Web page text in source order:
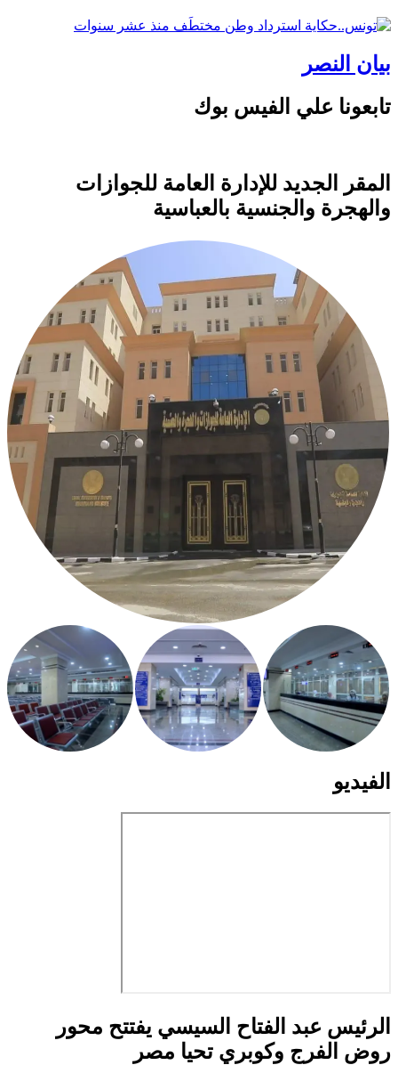
بيان النصر
تابعونا علي الفيس بوك
المقر الجديد للإدارة العامة للجوازات
والهجرة والجنسية بالعباسية
الفيديو
الرئيس عبد الفتاح السيسي يفتتح محور
روض الفرج وكوبري تحيا مصر